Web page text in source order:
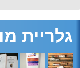
גלריית